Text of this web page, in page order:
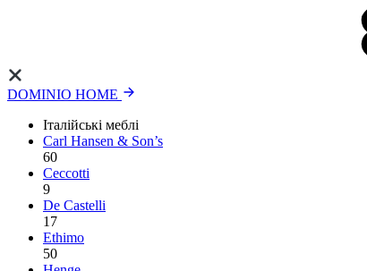
DOMINIO HOME
Італійські меблі
Carl Hansen & Son’s
60
Ceccotti
9
De Castelli
17
Ethimo
50